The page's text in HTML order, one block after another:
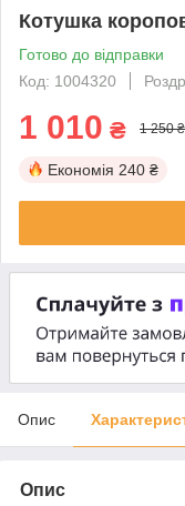
Котушка
Готово до відправки
Код: 1004320
1 010 ₴ 1 250 ₴
Економія 240 ₴
Опис
Опис